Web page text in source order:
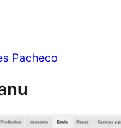
Pacheco